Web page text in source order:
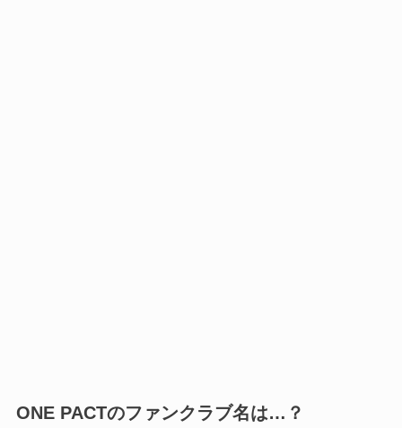
ONE PACTのファンクラブ名は…？